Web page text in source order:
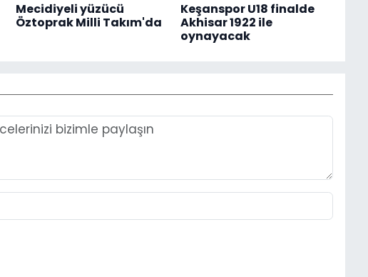
Mecidiyeli yüzücü
Öztoprak Milli Takım'da
Keşanspor U18 finalde
Akhisar 1922 ile
oynayacak